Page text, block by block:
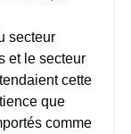
secteur
et le secteur
cette
que
comme